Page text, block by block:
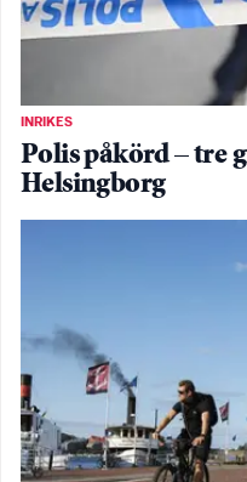
INRIKES
Polis påkörd – tre
Helsingborg